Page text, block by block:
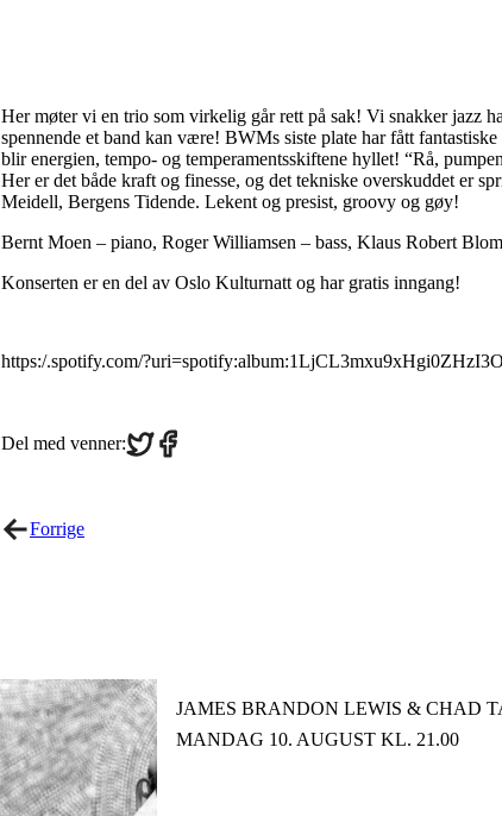
Her møter vi en trio som virkelig går rett på sak! Vi snakker jazz
spennende et band kan være! BWMs siste plate har fått
blir energien, tempo- og temperamentsskiftene hyllet! “Rå,
Her er det både kraft og finesse, og det tekniske overskuddet er
Meidell, Bergens Tidende. Lekent og presist, groovy og gøy!
Bernt Moen – piano, Roger Williamsen – bass, Klaus Robert
Konserten er en del av Oslo Kulturnatt og har gratis inngang!
https:/.spotify.com/
Del med venner:Share
on
Share
on
Forrige
JAMES BRANDON LEWIS & CHAD
MANDAG 10. AUGUST KL. 21.00